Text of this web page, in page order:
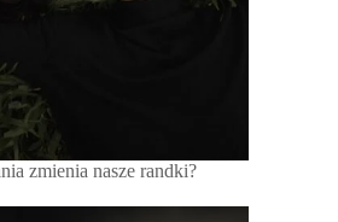
zmienia nasze randki?